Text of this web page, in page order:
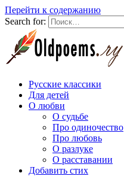
Перейти к содержанию
Search for:
Русские классики
Для детей
О любви
О судьбе
Про одиночество
Про любовь
О разлуке
О расставании
Добавить стих